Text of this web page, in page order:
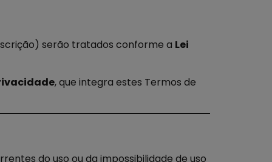
serão tratados conforme a Lei
, que integra estes Termos de
do uso ou da impossibilidade de uso